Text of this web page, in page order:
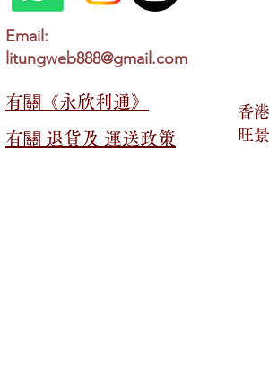
香港九龍新蒲崗大有街
以郵寄的方式領取。
永欣利通保留對所有退貨與
在香港地區，若顧客於網店
送貨費用
若購買金額「少於」
另外，顧客也可以選擇親臨
香港九龍新蒲崗大有街
2 號
Email:
litungweb888@gmail.com
有關​​《永欣利通》
有關​​ 退貨及 運送政策
香
旺